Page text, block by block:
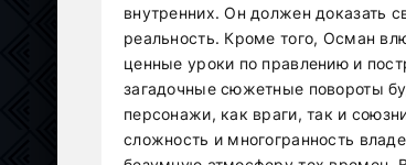
внутренних. Он должен доказать
реальность. Кроме того, Осман
ценные уроки по правлению и
загадочные сюжетные повороты
персонажи, как враги, так и
сложность и многогранность